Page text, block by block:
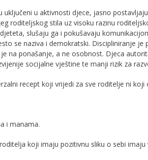
uključeni u aktivnosti djece, jasno
roditeljskog stila uz visoku razinu
slušaju ga i pokušavaju
se naziva i demokratski. Discipliniranje
na ponašanje, a ne osobnost. Djeca
socijalne vještine te manji rizik za
recept koji vrijedi za sve roditelje ni
i manama.
koji imaju pozitivnu sliku o sebi